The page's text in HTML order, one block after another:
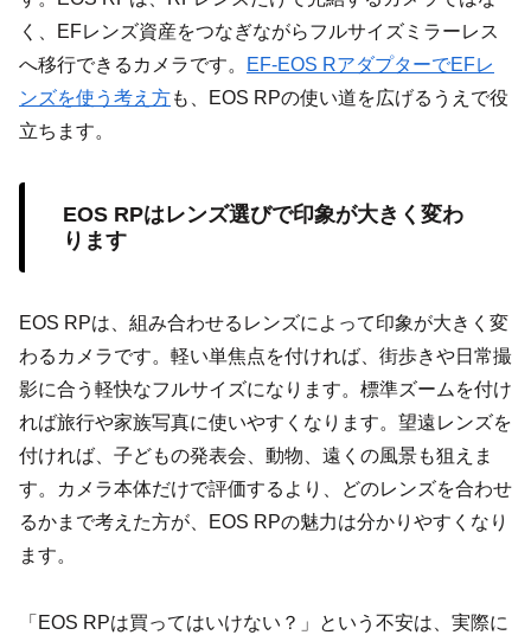
く、EFレンズ資産をつなぎながらフルサイズミラーレス
へ移行できるカメラです。
EF-EOS RアダプターでEFレ
ンズを使う考え方も、EOS RPの使い道を広げるうえで役
立ちます。
EOS RPはレンズ選びで印象が大きく変わ
ります
EOS RPは、組み合わせるレンズによって印象が大きく変
わるカメラです。軽い単焦点を付ければ、街歩きや日常撮
影に合う軽快なフルサイズになります。標準ズームを付け
れば旅行や家族写真に使いやすくなります。望遠レンズを
付ければ、子どもの発表会、動物、遠くの風景も狙えま
す。カメラ本体だけで評価するより、どのレンズを合わせ
るかまで考えた方が、EOS RPの魅力は分かりやすくなり
ます。
「EOS RPは買ってはいけない？」という不安は、実際に